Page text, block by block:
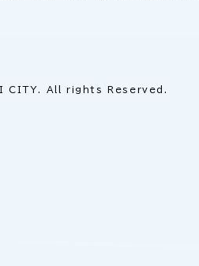
CITY. All rights Reserved.